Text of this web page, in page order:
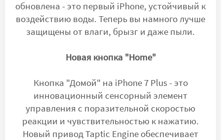
обновлена - это первый iPhone, устойчивый к
воздействию воды. Теперь вы намного лучше
защищены от влаги, брызг и даже пыли.
Новая кнопка "Home"
Кнопка "Домой" на iPhone 7 Plus - это
инновационный сенсорный элемент
управления с поразительной скоростью
реакции и чувствительностью к нажатию.
Новый привод Taptic Engine обеспечивает